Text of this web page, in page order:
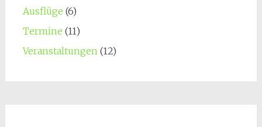
Ausflüge (6)
Termine (11)
Veranstaltungen (12)